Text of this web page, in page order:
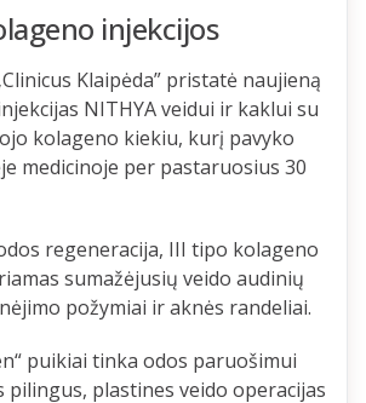
injekcijos
Klaipėda” pristatė naujieną
NITHYA veidui ir kaklui su
kolageno kiekiu, kurį pavyko
medicinoje per pastaruosius 30
regeneracija, III tipo kolageno
sumažėjusių veido audinių
požymiai ir aknės randeliai.
puikiai tinka odos paruošimui
plastines veido operacijas